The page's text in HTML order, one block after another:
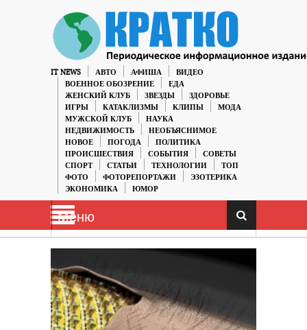
IT NEWS АВТО АФИША
ВИДЕО
ВОЕННОЕ ОБОЗРЕНИЕ
ЕДА
ЖЕНСКИЙ КЛУБ
ЗВЕЗДЫ
ЗДОРОВЬЕ
ИГРЫ
КАТАКЛИЗМЫ КЛИПЫ
МОДА
МУЖСКОЙ КЛУБ
НАУКА
НЕДВИЖИМОСТЬ
НЕОБЪЯСНИМОЕ
НОВОЕ
ПОГОДА
ПОЛИТИКА
ПРОИСШЕСТВИЯ
СОБЫТИЯ
СОВЕТЫ
СПОРТ
СТАТЬИ ТЕХНОЛОГИИ
ТОП
ФОТО
ФОТОРЕПОРТАЖИ
ЭЗОТЕРИКА
ЭКОНОМИКА
ЮМОР
Меню